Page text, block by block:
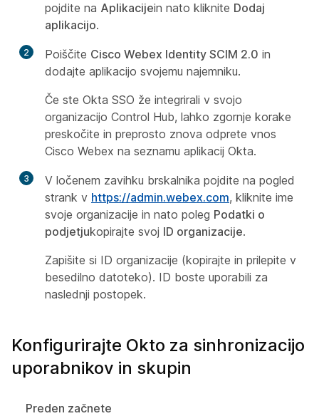
pojdite na Aplikacijein nato kliknite Dodaj
aplikacijo.
2 Poiščite Cisco Webex Identity SCIM 2.0 in
dodajte aplikacijo svojemu najemniku.
Če ste Okta SSO že integrirali v svojo
organizacijo Control Hub, lahko zgornje korake
preskočite in preprosto znova odprete vnos
Cisco Webex na seznamu aplikacij Okta.
3
V ločenem zavihku brskalnika pojdite na pogled
strank v https://admin.webex.com, kliknite ime
svoje organizacije in nato poleg Podatki o
podjetjukopirajte svoj ID organizacije.
Zapišite si ID organizacije (kopirajte in prilepite v
besedilno datoteko). ID boste uporabili za
naslednji postopek.
Konfigurirajte Okto za sinhronizacijo
uporabnikov in skupin
Preden začnete